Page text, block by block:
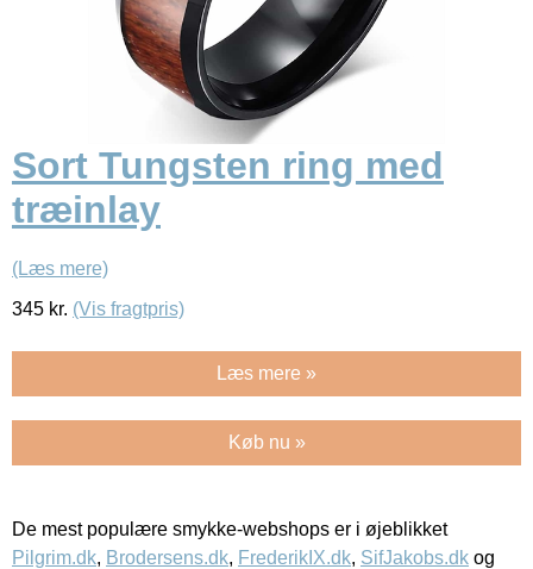
Sort Tungsten ring med
træinlay
(Læs mere)
345 kr. (Vis fragtpris)
Læs mere »
Køb nu »
De mest populære smykke-webshops er i øjeblikket
Pilgrim.dk, Brodersens.dk, FrederikIX.dk, SifJakobs.dk og